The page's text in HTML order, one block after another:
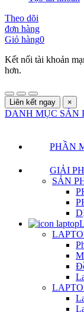
Theo dõi
đơn hàng
Giỏ hàng0
Kết nối tài khoản
hơn.
Liên kết ngay ×
DANH MỤC SẢN
PHẦN
GIẢI
SẢN